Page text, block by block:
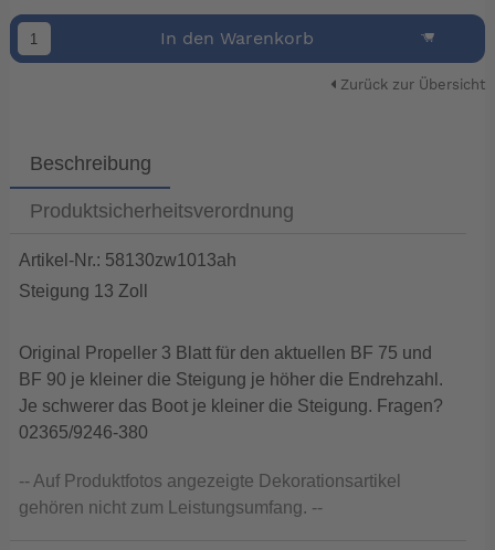
In den Warenkorb
Zurück zur Übersicht
Beschreibung
Produktsicherheitsverordnung
Artikel-Nr.: 58130zw1013ah
Steigung 13 Zoll
Original Propeller 3 Blatt für den aktuellen BF 75 und
BF 90 je kleiner die Steigung je höher die Endrehzahl.
Je schwerer das Boot je kleiner die Steigung. Fragen?
02365/9246-380
-- Auf Produktfotos angezeigte Dekorationsartikel
gehören nicht zum Leistungsumfang. --